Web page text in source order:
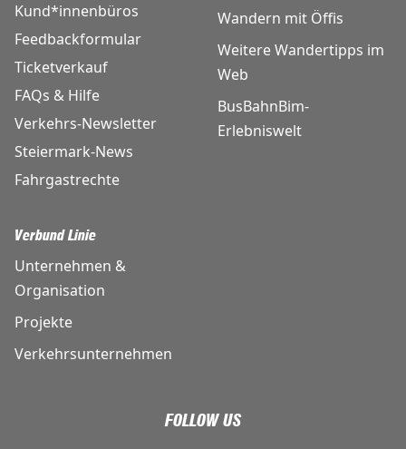
Kund*innenbüros
Feedbackformular
Ticketverkauf
FAQs & Hilfe
Verkehrs-Newsletter
Steiermark-News
Fahrgastrechte
Wandern mit Öffis
Weitere Wandertipps im
Web
BusBahnBim-
Erlebniswelt
Verbund Linie
Unternehmen &
Organisation
Projekte
Verkehrsunternehmen
FOLLOW US